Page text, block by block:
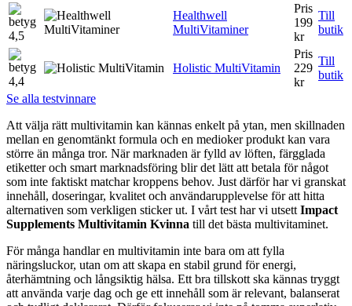
4,5
Healthwell
MultiVitaminer
Pris
199
kr
Till
butik
4,4
Holistic MultiVitamin
Pris
229
kr
Till
butik
Se alla testvinnare
Att välja rätt multivitamin kan kännas enkelt på ytan, men skillnaden
mellan en genomtänkt formula och en medioker produkt kan vara
större än många tror. När marknaden är fylld av löften, färgglada
etiketter och smart marknadsföring blir det lätt att betala för något
som inte faktiskt matchar kroppens behov. Just därför har vi granskat
innehåll, doseringar, kvalitet och användarupplevelse för att hitta
alternativen som verkligen sticker ut. I vårt test har vi utsett Impact
Supplements Multivitamin Kvinna till det bästa multivitaminet.
För många handlar en multivitamin inte bara om att fylla
näringsluckor, utan om att skapa en stabil grund för energi,
återhämtning och långsiktig hälsa. Ett bra tillskott ska kännas tryggt
att använda varje dag och ge ett innehåll som är relevant, balanserat